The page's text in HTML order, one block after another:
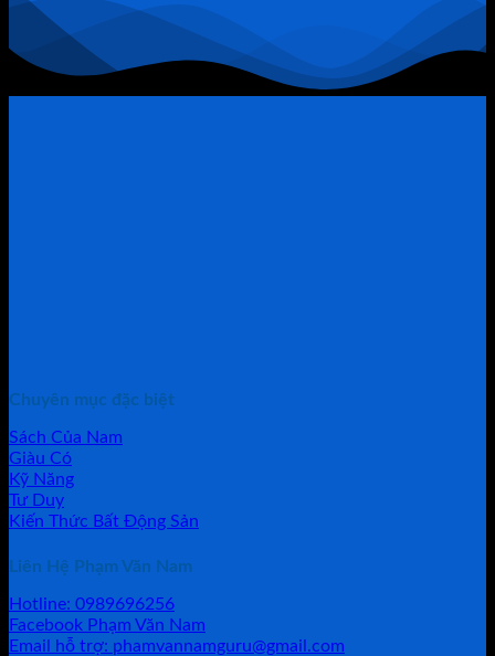
“Thòng
Chuyên mục đặc biệt
Sách Của Nam
Giàu Có
Kỹ Năng
Tư Duy
Kiến Thức Bất Động Sản
Liên Hệ Phạm Văn Nam
Hotline: 0989696256
Facebook Phạm Văn Nam
Email hỗ trợ: phamvannamguru@gmail.com